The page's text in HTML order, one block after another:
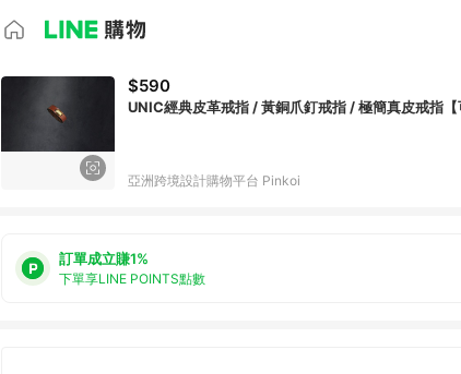
$590
UNIC經典皮革戒指 / 黃銅爪釘戒指 / 極簡真皮戒指【
亞洲跨境設計購物平台 Pinkoi
訂單成立賺1%
下單享LINE POINTS點數